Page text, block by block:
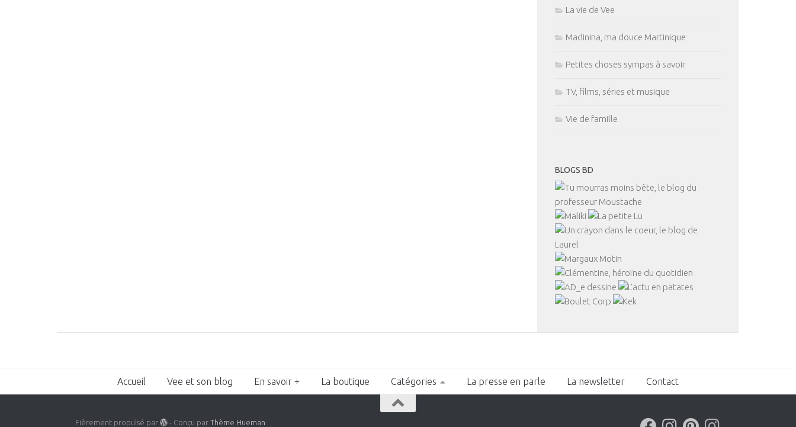
La vie de Vee
Madinina, ma douce Martinique
Petites choses sympas à savoir
TV, films, séries et musique
Vie de famille
BLOGS BD
Accueil Vee et son blog En savoir + La boutique Catégories La presse en parle La newsletter Contact
Fièrement propulsé par - Conçu parThème Hueman